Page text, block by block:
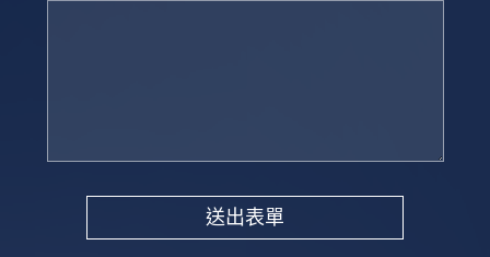
送出表單